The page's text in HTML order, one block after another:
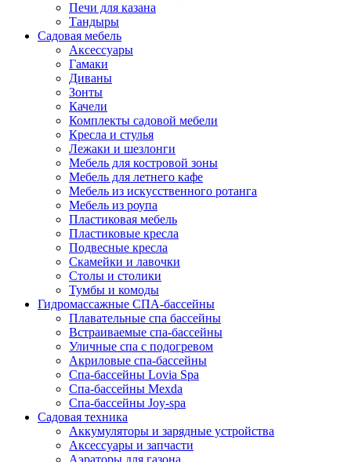
Печи для казана
Тандыры
Садовая мебель
Аксессуары
Гамаки
Диваны
Зонты
Качели
Комплекты садовой мебели
Кресла и стулья
Лежаки и шезлонги
Мебель для костровой зоны
Мебель для летнего кафе
Мебель из искусственного ротанга
Мебель из роупа
Пластиковая мебель
Пластиковые кресла
Подвесные кресла
Скамейки и лавочки
Столы и столики
Тумбы и комоды
Гидромассажные СПА-бассейны
Плавательные спа бассейны
Встраиваемые спа-бассейны
Уличные спа с подогревом
Акриловые спа-бассейны
Спа-бассейны Lovia Spa
Спа-бассейны Mexda
Спа-бассейны Joy-spa
Садовая техника
Аккумуляторы и зарядные устройства
Аксессуары и запчасти
Аэраторы для газона